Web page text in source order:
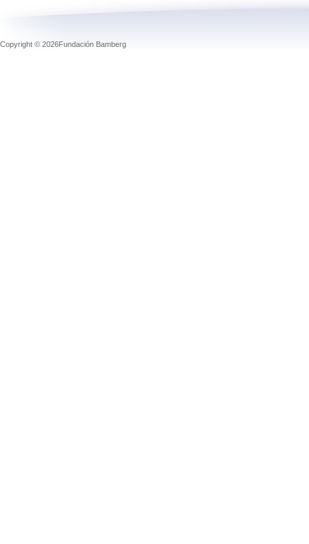
Copyright © 2026Fundación Bamberg